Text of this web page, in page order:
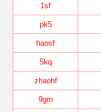
1sf
pk5
haosf
5kq
zhaohf
9gm